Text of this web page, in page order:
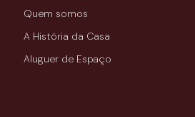
Quem somos
A História da Casa
Aluguer de Espaço